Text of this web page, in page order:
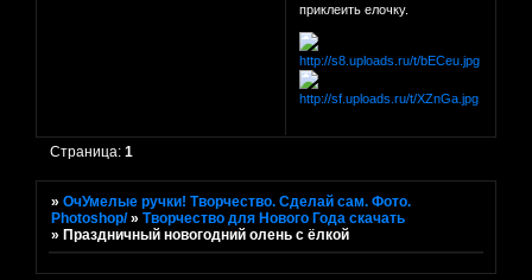
приклеить елочку.
Страница:1
»ОчУмелые ручки! Творчество. Сделай сам. Фото.
Photoshop/ »Творчество для Нового Года скачать
»Праздничный новогодний олень с ёлкой